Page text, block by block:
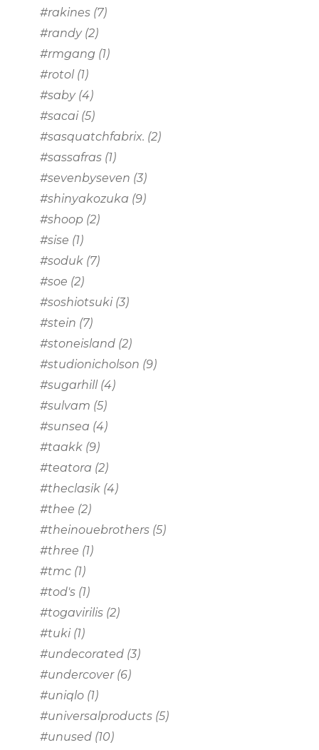
#rakines (7)
#randy(2)
#rmgang (1)
#rotol (1)
#saby(4)
#sacai (5)
#sasquatchfabrix. (2)
#sassafras (1)
#sevenbyseven (3)
#shinyakozuka (9)
#shoop (2)
#sise (1)
#soduk (7)
#soe (2)
#soshiotsuki (3)
#stein (7)
#stoneisland (2)
#studionicholson (9)
#sugarhill (4)
#sulvam (5)
#sunsea (4)
#taakk (9)
#teatora (2)
#theclasik (4)
#thee (2)
#theinouebrothers (5)
#three (1)
#tmc (1)
#tod's (1)
#togavirilis (2)
#tuki (1)
#undecorated (3)
#undercover(6)
#uniqlo (1)
#universalproducts (5)
#unused (10)